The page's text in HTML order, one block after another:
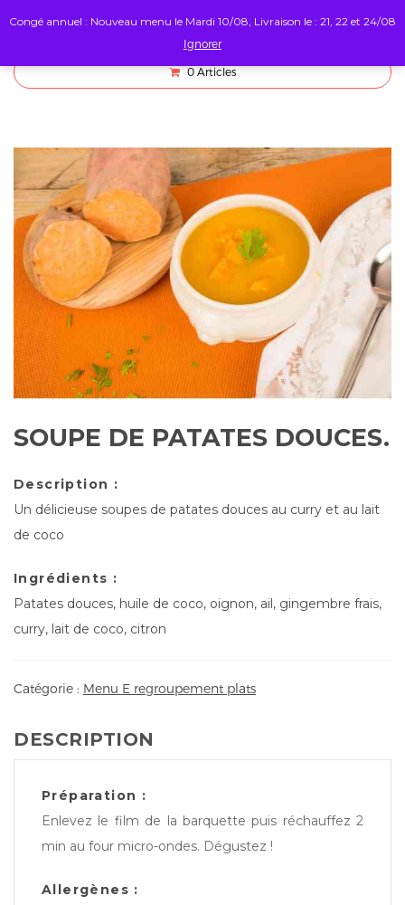
0 Articles
SOUPE DE PATATES DOUCES.
Description :
Un délicieuse soupes de patates douces au curry et au lait
de coco
Ingrédients :
Patates douces, huile de coco, oignon, ail, gingembre frais,
curry, lait de coco, citron
Catégorie : Menu E regroupement plats
DESCRIPTION
Préparation :
Enlevez le film de la barquette puis réchauffez 2
min au four micro-ondes. Dégustez !
Allergènes :
Congé annuel : Nouveau menu le Mardi 10/08, Livraison le : 21, 22 et 24/08
Ignorer